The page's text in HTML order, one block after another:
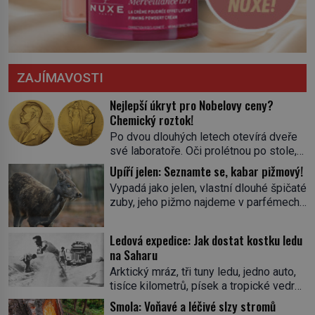
ZAJÍMAVOSTI
Nejlepší úkryt pro Nobelovy ceny?
Chemický roztok!
Po dvou dlouhých letech otevírá dveře
své laboratoře. Oči prolétnou po stole,
aby pak ulpěly na regálu, kde se nachází
všemožné látky. Hledá žluto-oranžovou
tekutinu, jakmile ji zahlédne, nesmírně
se mu uleví. Teď může svůj plán
skrývá směs s názvem lučavka
královská. Svůj přídomek nemá pro nic
za nic, […]
Upíří jelen: Seznamte se, kabar pižmový!
Vypadá jako jelen, vlastní dlouhé špičaté
zuby, jeho pižmo najdeme v parfémech
jediného zástupce zvířecí říše – kabara
pižmového. V Evropě ho jako první
popíše švédský botanik Carl Linné
(1707–1778), jenže v Asii o něm ví už
celá staletí. Zvíře připomíná jelena,
Ledová expedice: Jak dostat kostku ledu
na Saharu
Arktický mráz, tři tuny ledu, jedno auto,
tisíce kilometrů, písek a tropické vedro.
To je ve zkratce zdánlivě nesplnitelná
Smola: Voňavé a léčivé slzy stromů